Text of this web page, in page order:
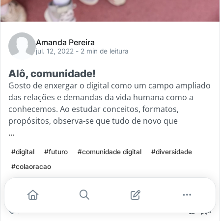
Amanda Pereira
jul. 12, 2022 - 2 min de leitura
Alô, comunidade!
Gosto de enxergar o digital como um campo ampliado
das relações e demandas da vida humana como a
conhecemos. Ao estudar conceitos, formatos,
propósitos, observa-se que tudo de novo que
...
#digital #futuro #comunidade digital
#diversidade
#colaoracao
Leia mais
0 0 0